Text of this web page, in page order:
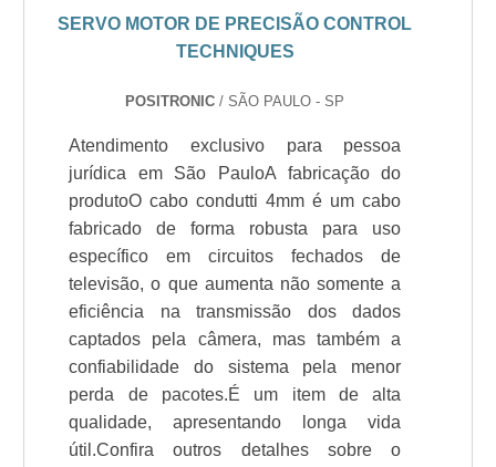
SERVO MOTOR DE PRECISÃO CONTROL
TECHNIQUES
POSITRONIC / SÃO PAULO - SP
Atendimento exclusivo para pessoa
jurídica em São PauloA fabricação do
produtoO cabo condutti 4mm é um cabo
fabricado de forma robusta para uso
específico em circuitos fechados de
televisão, o que aumenta não somente a
eficiência na transmissão dos dados
captados pela câmera, mas também a
confiabilidade do sistema pela menor
perda de pacotes.É um item de alta
qualidade, apresentando longa vida
útil.Confira outros detalhes sobre o